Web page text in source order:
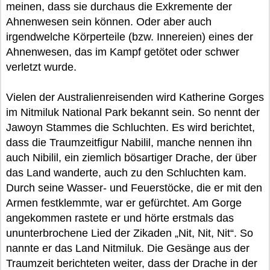
meinen, dass sie durchaus die Exkremente der
Ahnenwesen sein können. Oder aber auch
irgendwelche Körperteile (bzw. Innereien) eines der
Ahnenwesen, das im Kampf getötet oder schwer
verletzt wurde.
Vielen der Australienreisenden wird Katherine Gorges
im Nitmiluk National Park bekannt sein. So nennt der
Jawoyn Stammes die Schluchten. Es wird berichtet,
dass die Traumzeitfigur Nabilil, manche nennen ihn
auch Nibilil, ein ziemlich bösartiger Drache, der über
das Land wanderte, auch zu den Schluchten kam.
Durch seine Wasser- und Feuerstöcke, die er mit den
Armen festklemmte, war er gefürchtet. Am Gorge
angekommen rastete er und hörte erstmals das
ununterbrochene Lied der Zikaden „Nit, Nit, Nit“. So
nannte er das Land Nitmiluk. Die Gesänge aus der
Traumzeit berichteten weiter, dass der Drache in der